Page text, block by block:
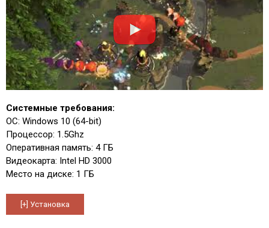
Системные требования:
ОС: Windows 10 (64-bit)
Процессор: 1.5Ghz
Оперативная память: 4 ГБ
Видеокарта: Intel HD 3000
Место на диске: 1 ГБ